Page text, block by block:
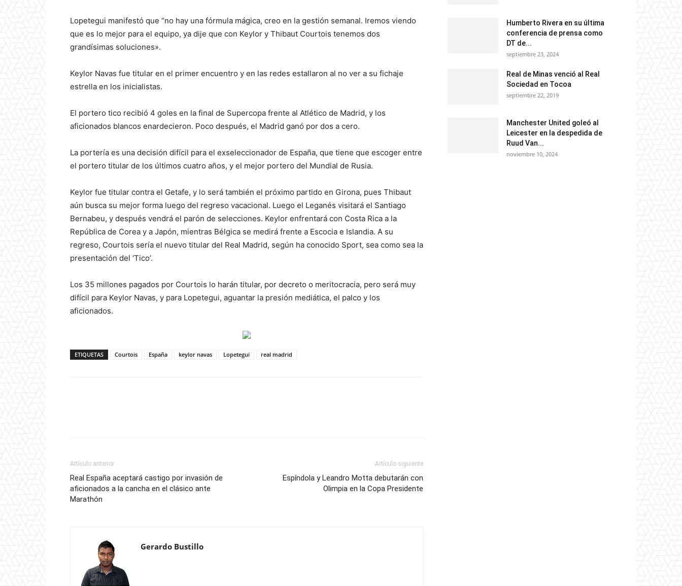
Lopetegui manifestó que “no hay una fórmula mágica, creo en la gestión semanal. Iremos viendo
que es lo mejor para el equipo, ya dije que con Keylor y Thibaut Courtois tenemos dos
grandísimas soluciones».
Keylor Navas fue titular en el primer encuentro y en las redes estallaron al no ver a su fichaje
estrella en los inicialistas.
El portero tico recibió 4 goles en la final de Supercopa frente al Atlético de Madrid, y los
aficionados blancos enardecieron. Poco después, el Madrid ganó por dos a cero.
La portería es una decisión difícil para el exseleccionador de España, que tiene que escoger entre
el portero titular de los últimos cuatro años, y el mejor portero del Mundial de Rusia.
Keylor fue titular contra el Getafe, y lo será también el próximo partido en Girona, pues Thibaut
aún busca su mejor forma luego del regreso vacacional. Luego el Leganés visitará el Santiago
Bernabeu, y después vendrá el parón de selecciones. Keylor enfrentará con Costa Rica a la
República de Corea y a Japón, mientras Bélgica se medirá frente a Escocia e Islandia. A su
regreso, Courtois sería el nuevo titular del Real Madrid, según ha conocido Sport, sea como sea la
presentación del ‘Tico’.
Los 35 millones pagados por Courtois lo harán titular, por decreto o meritocracia, pero será muy
difícil para Keylor Navas, y para Lopetegui, aguantar la presión mediática, el palco y los
aficionados.
ETIQUETAS Courtois España keylor navas Lopetegui real madrid
Artículo anterior
Real España aceptará castigo por invasión de
aficionados a la cancha en el clásico ante
Marathón
Artículo siguiente
Espíndola y Leandro Motta debutarán con
Olimpia en la Copa Presidente
Gerardo Bustillo
Humberto Rivera en su última
conferencia de prensa como
DT de...
septiembre 23, 2024
Real de Minas venció al Real
Sociedad en Tocoa
septiembre 22, 2019
Manchester United goleó al
Leicester en la despedida de
Ruud Van...
noviembre 10, 2024